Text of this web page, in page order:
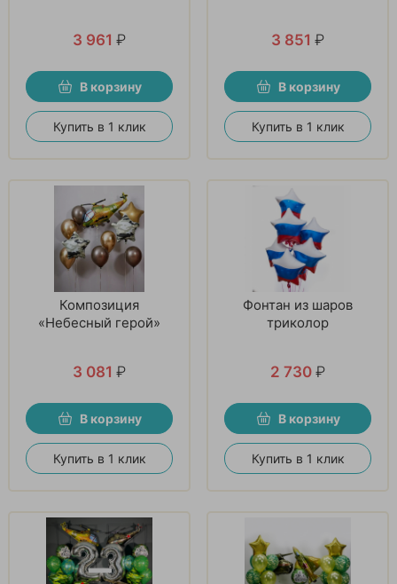
3 961 ₽
В корзину
Купить в 1 клик
3 851 ₽
В корзину
Купить в 1 клик
Композиция
«Небесный герой»
3 081 ₽
В корзину
Купить в 1 клик
Фонтан из шаров
триколор
2 730 ₽
В корзину
Купить в 1 клик